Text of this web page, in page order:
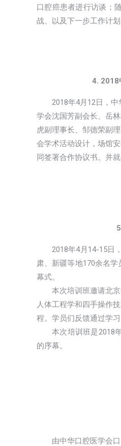
口腔癌患者进行访谈；
战、以及下一步工作计划
4. 2018
2018年4月12日，
学会沈国芳副会长、岳
虎副理事长、邹德荣副
会学术活动设计，场馆
同签署合作协议书。并
2018年4月14-15日
肃、新疆等地170余名
幕式。
本次培训班邀请北
人体工程学和四手操作
程。学员们反馈通过学
本次培训班是2018
的序幕。
由中华口腔医学会